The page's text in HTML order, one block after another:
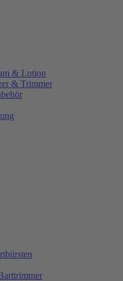
& Lotion
& Trimmer